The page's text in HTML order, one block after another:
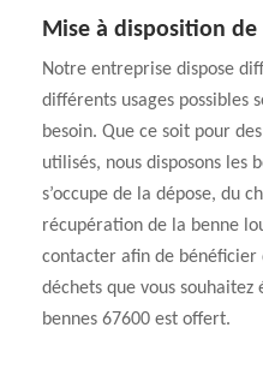
Mise à disposition
Notre entreprise dispose
différents usages possibles
besoin. Que ce soit pour
utilisés, nous disposons les
s’occupe de la dépose, du
récupération de la benne
contacter afin de bénéficier
déchets que vous souhaitez
bennes 67600 est offert.